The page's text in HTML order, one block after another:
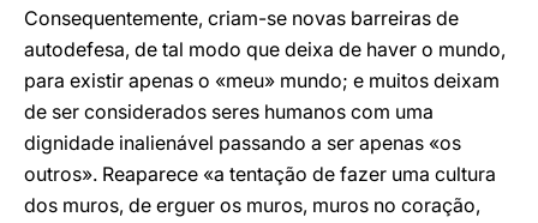
Consequentemente, criam-se novas barreiras de
autodefesa, de tal modo que deixa de haver o mundo,
para existir apenas o «meu» mundo; e muitos deixam
de ser considerados seres humanos com uma
dignidade inalienável passando a ser apenas «os
outros». Reaparece «a tentação de fazer uma cultura
dos muros, de erguer os muros, muros no coração,